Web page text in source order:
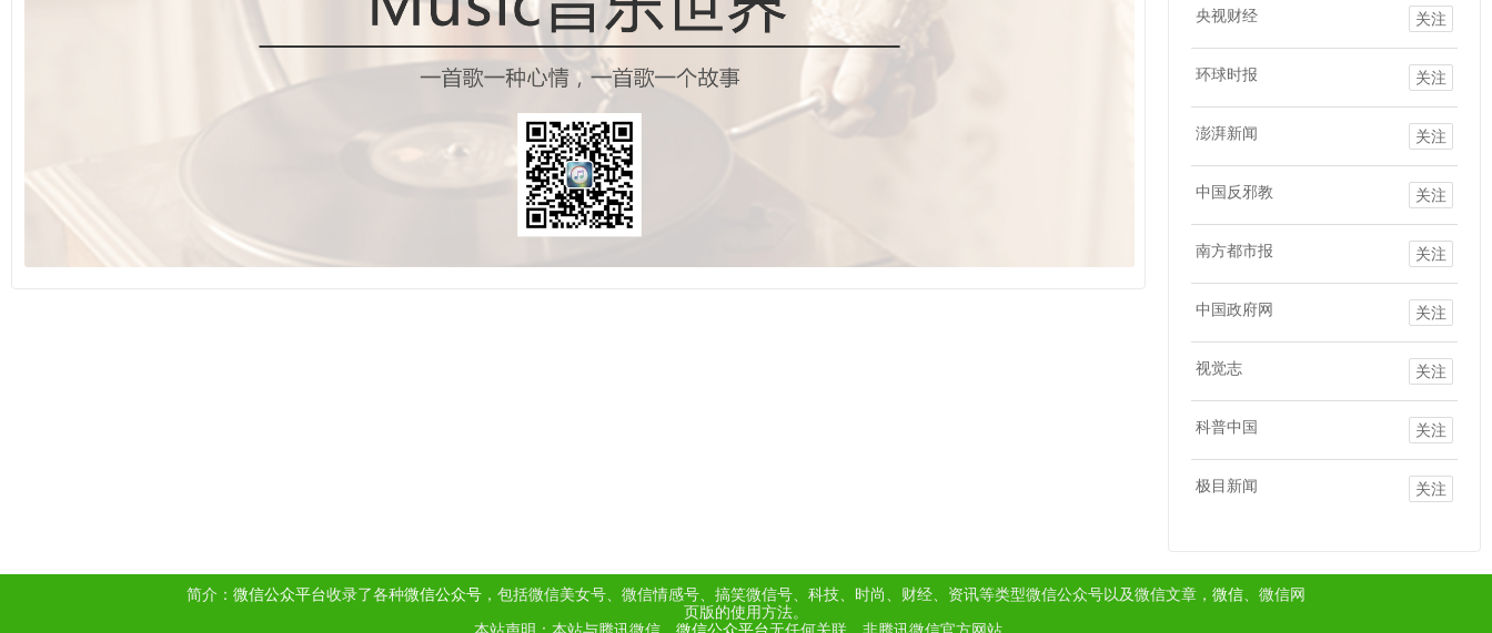
央视财经 关注
环球时报 关注
澎湃新闻 关注
中国反邪教 关注
南方都市报 关注
中国政府网 关注
视觉志 关注
科普中国 关注
极目新闻 关注
简介： 微信公众平台收录了各种微信公众号 ，包括微信美女号、微信情感号、搞笑微信号、科技、时尚、财经、资讯等类型微信公众号以及微信文章， 微信 、微信网
页版的使用方法。
本站声明：本站与腾讯微信、 微信公众平台无任何关联，非腾讯微信官方网站。